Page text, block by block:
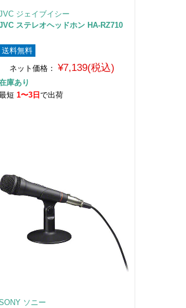
ジェイブイシー
ステレオヘッドホン HA-RZ710
送料無料
ネット価格：
¥7,139(税込)
庫あり
短 1〜3日 で出荷
ソニー